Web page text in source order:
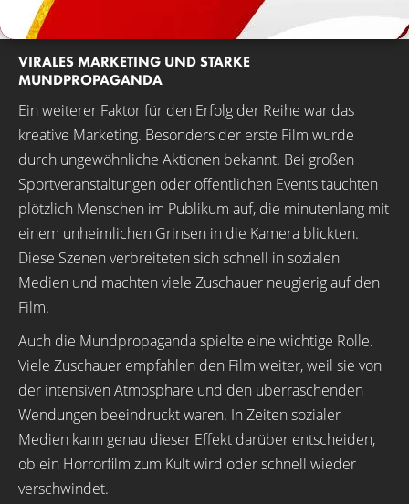
VIRALES MARKETING UND STARKE
MUNDPROPAGANDA
Ein weiterer Faktor für den Erfolg der Reihe war das
kreative Marketing. Besonders der erste Film wurde
durch ungewöhnliche Aktionen bekannt. Bei großen
Sportveranstaltungen oder öffentlichen Events tauchten
plötzlich Menschen im Publikum auf, die minutenlang mit
einem unheimlichen Grinsen in die Kamera blickten.
Diese Szenen verbreiteten sich schnell in sozialen
Medien und machten viele Zuschauer neugierig auf den
Film.
Auch die Mundpropaganda spielte eine wichtige Rolle.
Viele Zuschauer empfahlen den Film weiter, weil sie von
der intensiven Atmosphäre und den überraschenden
Wendungen beeindruckt waren. In Zeiten sozialer
Medien kann genau dieser Effekt darüber entscheiden,
ob ein Horrorfilm zum Kult wird oder schnell wieder
verschwindet.